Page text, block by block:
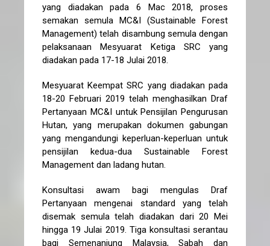
yang diadakan pada 6 Mac 2018, proses
semakan semula MC&I (Sustainable Forest
Management) telah disambung semula dengan
pelaksanaan Mesyuarat Ketiga SRC yang
diadakan pada 17-18 Julai 2018.
Mesyuarat Keempat SRC yang diadakan pada
18-20 Februari 2019 telah menghasilkan Draf
Pertanyaan MC&I untuk Pensijilan Pengurusan
Hutan, yang merupakan dokumen gabungan
yang mengandungi keperluan-keperluan untuk
pensijilan kedua-dua Sustainable Forest
Management dan ladang hutan.
Konsultasi awam bagi mengulas Draf
Pertanyaan mengenai standard yang telah
disemak semula telah diadakan dari 20 Mei
hingga 19 Julai 2019. Tiga konsultasi serantau
bagi Semenanjung Malaysia, Sabah dan